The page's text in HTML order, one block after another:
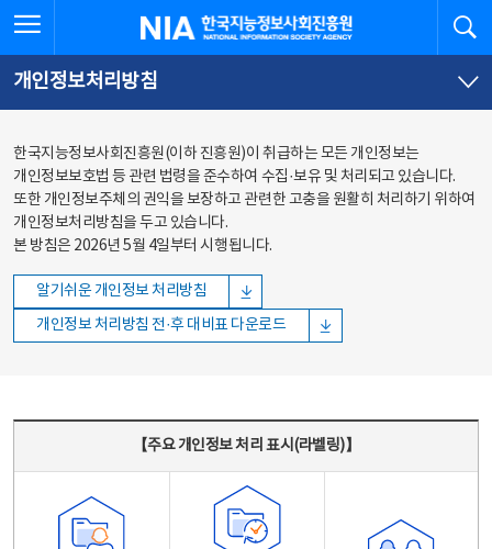
바로가기
바로가기
한국지능정보사회진흥원
개인정보처리방침
한국지능정보사회진흥원(이하 진흥원)이 취급하는 모든 개인정보는
개인정보보호법 등 관련 법령을 준수하여 수집·보유 및 처리되고 있습니다.
또한 개인정보주체의 권익을 보장하고 관련한 고충을 원활히 처리하기 위하여
개인정보처리방침을 두고 있습니다.
본 방침은 2026년 5월 4일부터 시행됩니다.
알기쉬운 개인정보 처리방침
개인정보 처리방침 전·후 대비표 다운로드
【주요 개인정보 처리 표시(라벨링)】